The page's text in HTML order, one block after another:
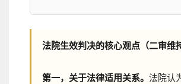
法院生效判决的核心观点（二审维
第一，关于法律适用关系。 法院认